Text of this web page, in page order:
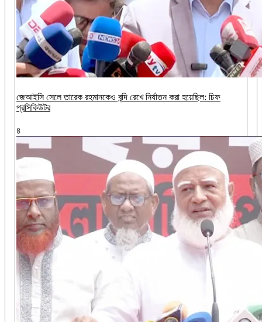
জেআইসি সেলে তারেক রহমানকেও বন্দি রেখে নির্যাতন করা হয়েছিল: চিফ
প্রসিকিউটর
৪